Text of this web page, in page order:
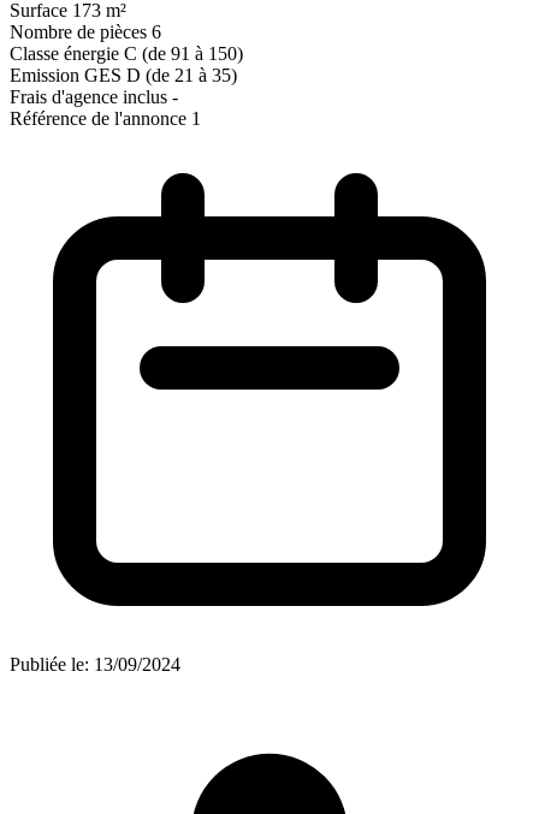
Surface 173 m²
Nombre de pièces 6
Classe énergie C (de 91 à 150)
Emission GES D (de 21 à 35)
Frais d'agence inclus -
Référence de l'annonce 1
Publiée le: 13/09/2024